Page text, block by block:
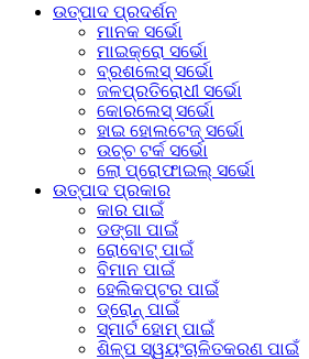
ଉତ୍ପାଦ ପ୍ରଦର୍ଶନ
ମାନକ ସର୍ଭୋ
ମାଇକ୍ରୋ ସର୍ଭୋ
ବ୍ରଶଲେସ୍ ସର୍ଭୋ
ଜଳପ୍ରତିରୋଧୀ ସର୍ଭୋ
କୋରଲେସ୍ ସର୍ଭୋ
ହାଇ ହୋଲଟେଜ୍ ସର୍ଭୋ
ଉଚ୍ଚ ଟର୍କ ସର୍ଭୋ
ଲୋ ପ୍ରୋଫାଇଲ୍ ସର୍ଭୋ
ଉତ୍ପାଦ ପ୍ରକାର
କାର ପାଇଁ
ଡଙ୍ଗା ପାଇଁ
ରୋବୋଟ୍ ପାଇଁ
ବିମାନ ପାଇଁ
ହେଲିକପ୍ଟର ପାଇଁ
ଡ୍ରୋନ୍ ପାଇଁ
ସ୍ମାର୍ଟ ହୋମ୍ ପାଇଁ
ଶିଳ୍ପ ସ୍ୱୟଂଚାଳିତକରଣ ପାଇଁ